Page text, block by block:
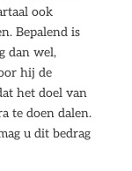
ook
Bepalend is
dan wel,
hij de
het doel van
te doen dalen.
u dit bedrag